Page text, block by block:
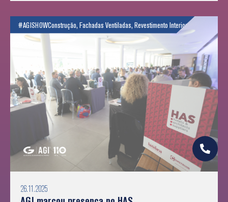
#AGISHOWConstrução, Fachadas Ventiladas, Revestimento Interior
26.11.2025